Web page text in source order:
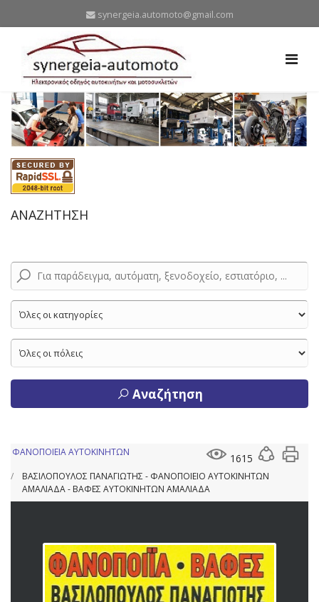
synergeia.automoto@gmail.com
ΑΝΑΖΗΤΗΣΗ
Αναζήτηση
1615
ΦΑΝΟΠΟΙΕΙΑ ΑΥΤΟΚΙΝΗΤΩΝ
ΒΑΣΙΛΟΠΟΥΛΟΣ ΠΑΝΑΓΙΩΤΗΣ - ΦΑΝΟΠΟΙΕΙΟ ΑΥΤΟΚΙΝΗΤΩΝ
ΑΜΑΛΙΑΔΑ - ΒΑΦΕΣ ΑΥΤΟΚΙΝΗΤΩΝ ΑΜΑΛΙΑΔΑ